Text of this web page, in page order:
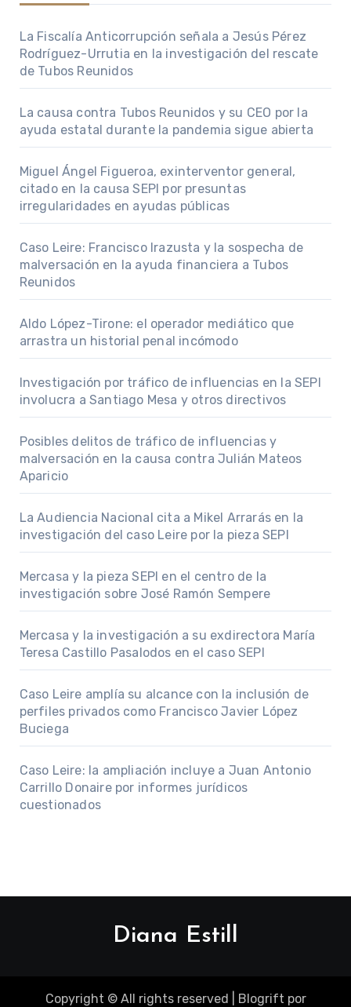
La Fiscalía Anticorrupción señala a Jesús Pérez
Rodríguez-Urrutia en la investigación del rescate
de Tubos Reunidos
La causa contra Tubos Reunidos y su CEO por la
ayuda estatal durante la pandemia sigue abierta
Miguel Ángel Figueroa, exinterventor general,
citado en la causa SEPI por presuntas
irregularidades en ayudas públicas
Caso Leire: Francisco Irazusta y la sospecha de
malversación en la ayuda financiera a Tubos
Reunidos
Aldo López-Tirone: el operador mediático que
arrastra un historial penal incómodo
Investigación por tráfico de influencias en la SEPI
involucra a Santiago Mesa y otros directivos
Posibles delitos de tráfico de influencias y
malversación en la causa contra Julián Mateos
Aparicio
La Audiencia Nacional cita a Mikel Arrarás en la
investigación del caso Leire por la pieza SEPI
Mercasa y la pieza SEPI en el centro de la
investigación sobre José Ramón Sempere
Mercasa y la investigación a su exdirectora María
Teresa Castillo Pasalodos en el caso SEPI
Caso Leire amplía su alcance con la inclusión de
perfiles privados como Francisco Javier López
Buciega
Caso Leire: la ampliación incluye a Juan Antonio
Carrillo Donaire por informes jurídicos
cuestionados
Diana Estill
Copyright © All rights reserved Blogrift por